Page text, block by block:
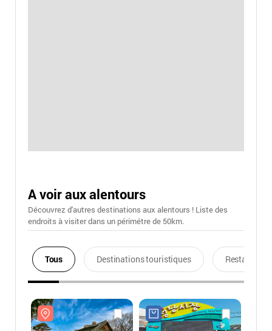
A voir aux alentours
Découvrez d'autres destinations aux alentours ! Liste des
endroits à visiter dans un périmétre de 50km.
Tous Destinations touristiques Restaurants